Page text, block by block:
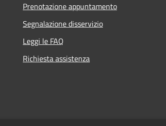
Prenotazione appuntamento
Segnalazione disservizio
Leggi le FAQ
Richiesta assistenza